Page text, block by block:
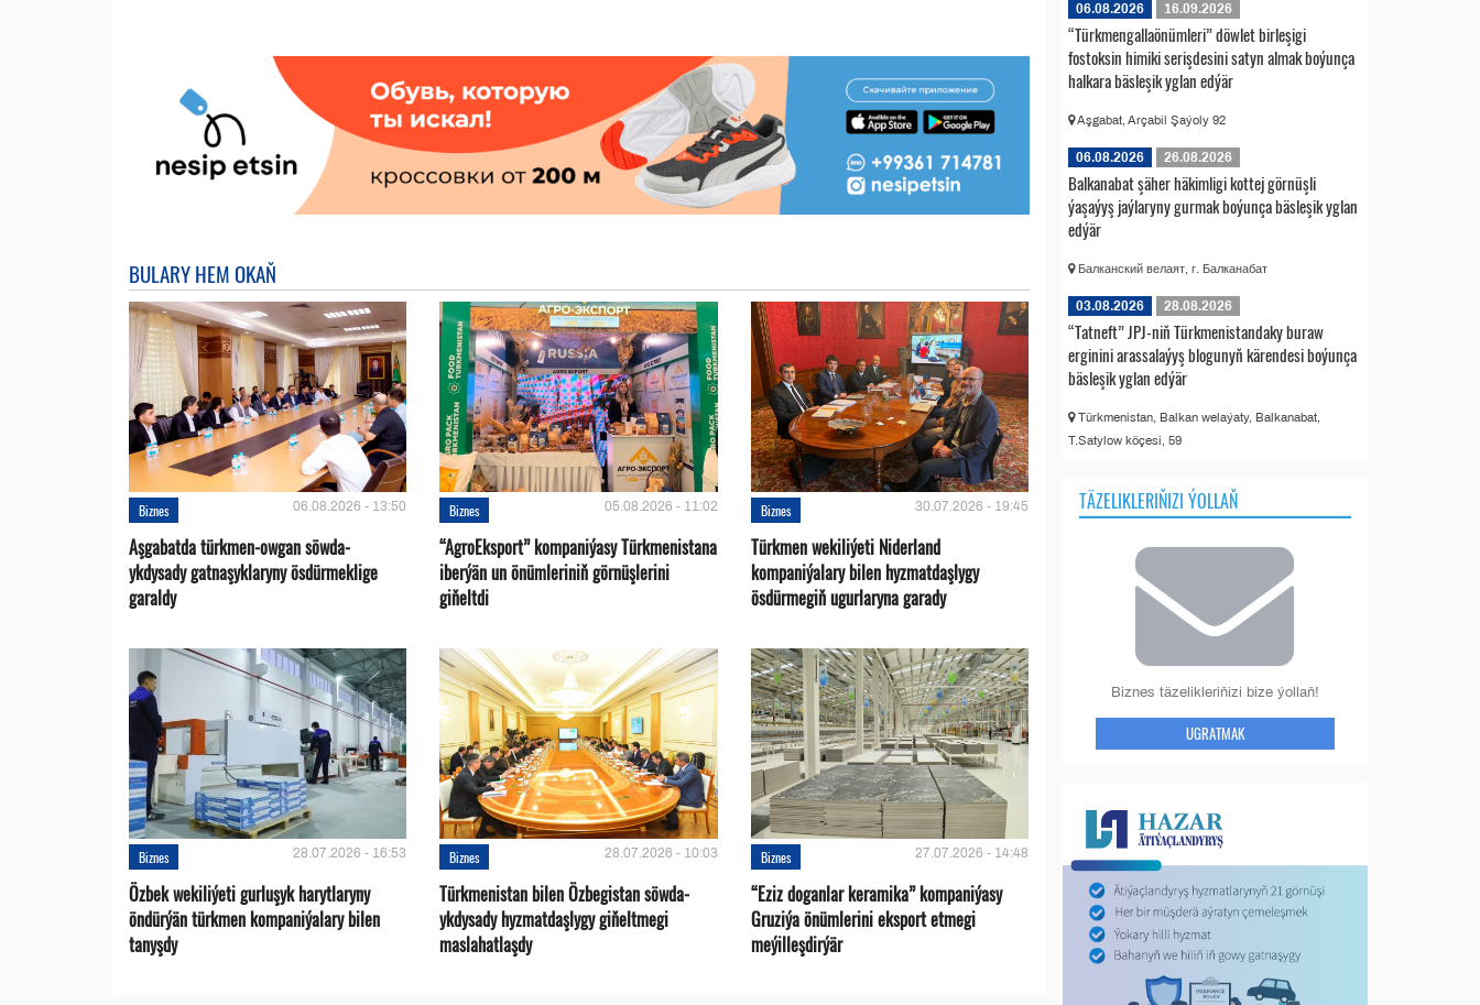
BULARY HEM OKAŇ
Biznes 06.08.2026 - 13:50
Aşgabatda türkmen-owgan söwda-
ykdysady gatnaşyklaryny ösdürmeklige
garaldy
Biznes 05.08.2026 - 11:02
“AgroEksport” kompaniýasy Türkmenistana
iberýän un önümleriniň görnüşlerini
giňeltdi
Biznes 30.07.2026 - 19:45
Türkmen wekiliýeti Niderland
kompaniýalary bilen hyzmatdaşlygy
ösdürmegiň ugurlaryna garady
Biznes 28.07.2026 - 16:53
Özbek wekiliýeti gurluşyk harytlaryny
öndürýän türkmen kompaniýalary bilen
tanyşdy
Biznes 28.07.2026 - 10:03
Türkmenistan bilen Özbegistan söwda-
ykdysady hyzmatdaşlygy giňeltmegi
maslahatlaşdy
Biznes 27.07.2026 - 14:48
“Eziz doganlar keramika” kompaniýasy
Gruziýa önümlerini eksport etmegi
meýilleşdirýär
06.08.2026 16.09.2026
“Türkmengallaönümleri” döwlet birleşigi
fostoksin himiki serişdesini satyn almak boýunça
halkara bäsleşik yglan edýär
Aşgabat, Arçabil Şaýoly 92
06.08.2026 26.08.2026
Balkanabat şäher häkimligi kottej görnüşli
ýaşaýyş jaýlaryny gurmak boýunça bäsleşik yglan
edýär
Балканский велаят, г. Балканабат
03.08.2026 28.08.2026
“Tatneft” JPJ-niň Türkmenistandaky buraw
erginini arassalaýyş blogunyň kärendesi boýunça
bäsleşik yglan edýär
Türkmenistan, Balkan welaýaty, Balkanabat,
T.Satylow köçesi, 59
TÄZELIKLERIŇIZI ÝOLLAŇ
Biznes täzelikleriňizi bize ýollaň!
UGRATMAK